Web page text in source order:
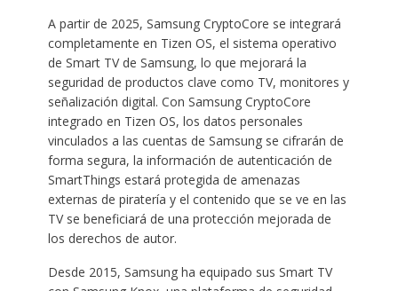
A partir de 2025, Samsung CryptoCore se integrará
completamente en Tizen OS, el sistema operativo
de Smart TV de Samsung, lo que mejorará la
seguridad de productos clave como TV, monitores y
señalización digital. Con Samsung CryptoCore
integrado en Tizen OS, los datos personales
vinculados a las cuentas de Samsung se cifrarán de
forma segura, la información de autenticación de
SmartThings estará protegida de amenazas
externas de piratería y el contenido que se ve en las
TV se beneficiará de una protección mejorada de
los derechos de autor.
Desde 2015, Samsung ha equipado sus Smart TV